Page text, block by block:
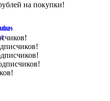
на покупки!